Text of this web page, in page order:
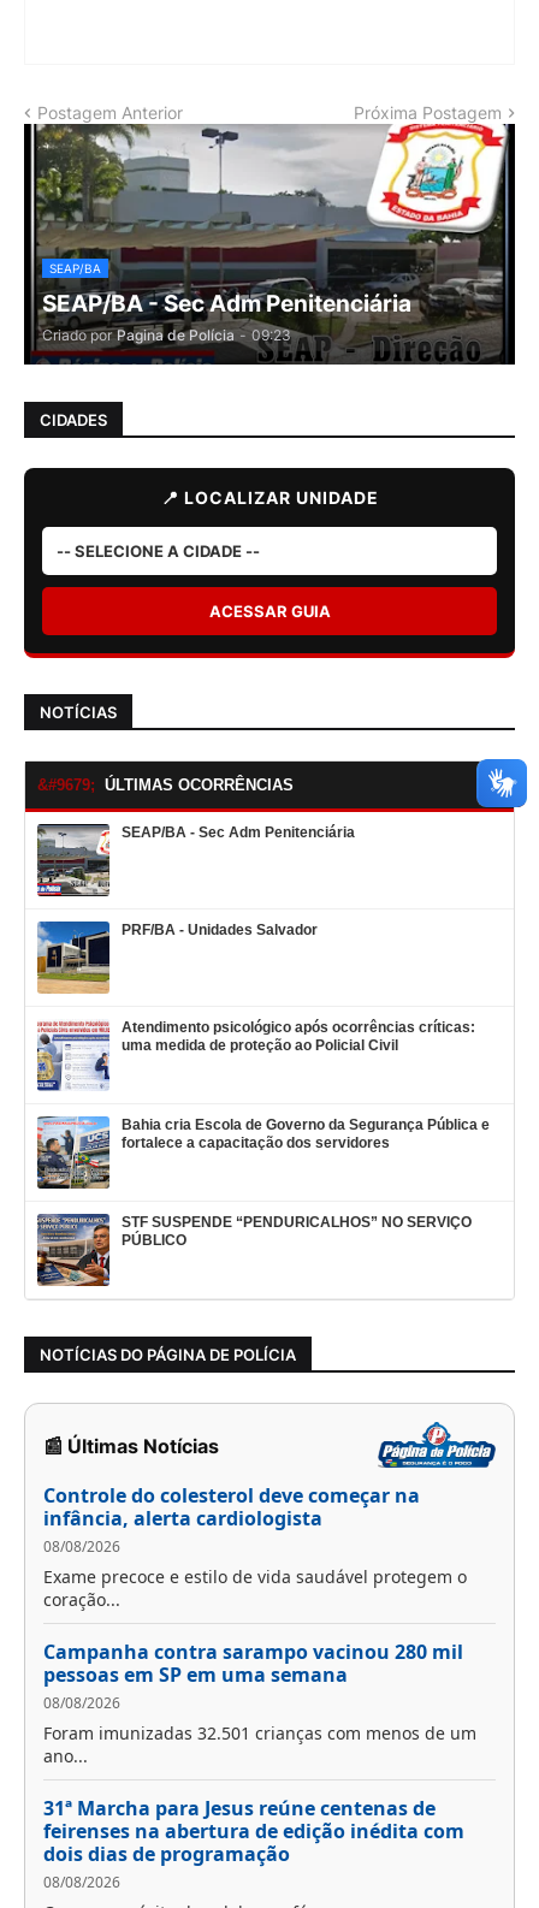
Postagem Anterior Próxima Postagem
SEAP/BA
SEAP/BA - Sec Adm Penitenciária
Criado por Pagina de Polícia - 09:23
CIDADES
📍 LOCALIZAR UNIDADE
ACESSAR GUIA
NOTÍCIAS
ÚLTIMAS OCORRÊNCIAS
SEAP/BA - Sec Adm Penitenciária
PRF/BA - Unidades Salvador
Atendimento psicológico após ocorrências críticas:
uma medida de proteção ao Policial Civil
Bahia cria Escola de Governo da Segurança Pública e
fortalece a capacitação dos servidores
STF SUSPENDE “PENDURICALHOS” NO SERVIÇO
PÚBLICO
NOTÍCIAS DO PÁGINA DE POLÍCIA
📰 Últimas Notícias
Controle do colesterol deve começar na
infância, alerta cardiologista
08/08/2026
Exame precoce e estilo de vida saudável protegem o
coração...
Campanha contra sarampo vacinou 280 mil
pessoas em SP em uma semana
08/08/2026
Foram imunizadas 32.501 crianças com menos de um
ano...
31ª Marcha para Jesus reúne centenas de
feirenses na abertura de edição inédita com
dois dias de programação
08/08/2026